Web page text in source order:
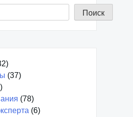
Поиск
(37)
(78)
(6)